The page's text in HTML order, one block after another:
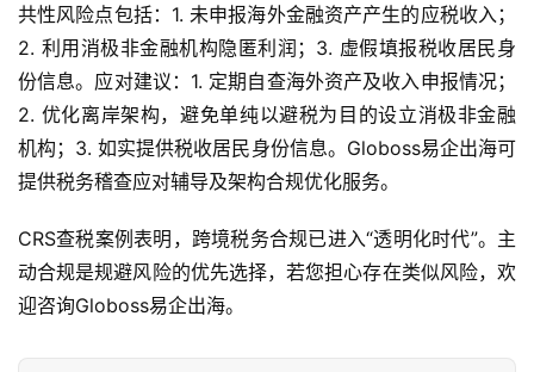
共性风险点包括：1. 未申报海外金融资产产生的应税收入；
2. 利用消极非金融机构隐匿利润；3. 虚假填报税收居民身
份信息。应对建议：1. 定期自查海外资产及收入申报情况；
2. 优化离岸架构，避免单纯以避税为目的设立消极非金融
机构；3. 如实提供税收居民身份信息。Globoss易企出海可
提供税务稽查应对辅导及架构合规优化服务。
CRS查税案例表明，跨境税务合规已进入“透明化时代”。主
动合规是规避风险的优先选择，若您担心存在类似风险，欢
迎咨询Globoss易企出海。